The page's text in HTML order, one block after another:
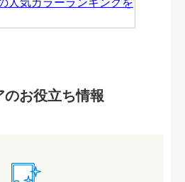
のお役立ち情報